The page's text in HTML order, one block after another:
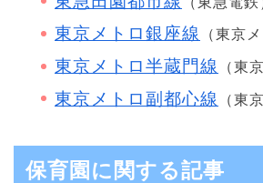
東京メトロ銀座線 （東京
東京メトロ半蔵門線 （東
東京メトロ副都心線 （東
保育園に関する記事